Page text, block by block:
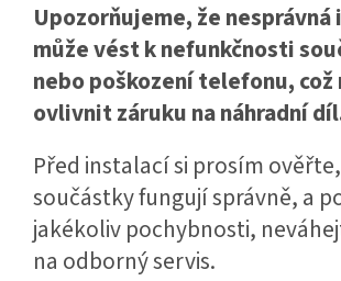
Upozorňujeme, že nesprávná
může vést k nefunkčnosti
nebo poškození telefonu, což
ovlivnit záruku na náhradní
Před instalací si prosím
součástky fungují správně, a
jakékoliv pochybnosti,
na odborný servis.